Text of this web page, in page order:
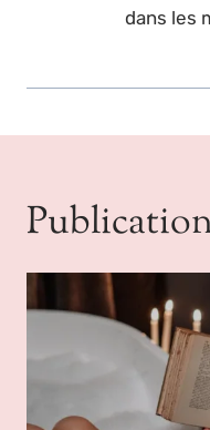
dans les